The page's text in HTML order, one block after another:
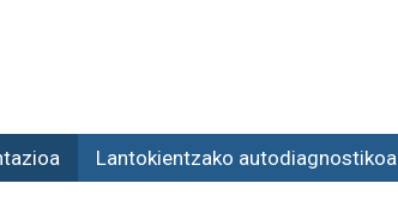
Lantokientzako autodiagnostikoa